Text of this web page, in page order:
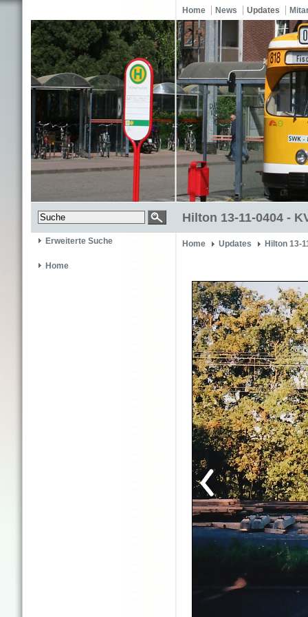
Home News Updates
Hilton 13-11-0404 -
Erweiterte Suche
Home
Home Updates Hilton 13-